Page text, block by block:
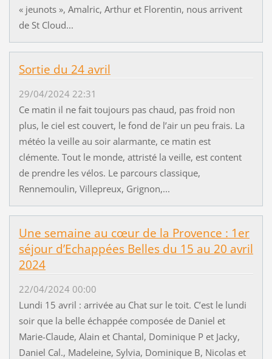
« jeunots », Amalric, Arthur et Florentin, nous arrivent
de St Cloud...
Sortie du 24 avril
29/04/2024 22:31
Ce matin il ne fait toujours pas chaud, pas froid non
plus, le ciel est couvert, le fond de l’air un peu frais. La
météo la veille au soir alarmante, ce matin est
clémente. Tout le monde, attristé la veille, est content
de prendre les vélos. Le parcours classique,
Rennemoulin, Villepreux, Grignon,...
Une semaine au cœur de la Provence : 1er
séjour d’Echappées Belles du 15 au 20 avril
2024
22/04/2024 00:00
Lundi 15 avril : arrivée au Chat sur le toit. C’est le lundi
soir que la belle échappée composée de Daniel et
Marie-Claude, Alain et Chantal, Dominique P et Jacky,
Daniel Cal., Madeleine, Sylvia, Dominique B, Nicolas et